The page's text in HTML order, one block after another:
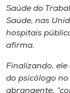
Saúde do
Saúde, nas
hospitais
afirma.
Finalizando,
do psicólogo
abrangente,